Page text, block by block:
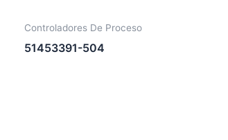
Controladores De Proceso
51453391-504